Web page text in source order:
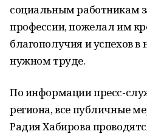
социальным работникам
профессии, пожелал им
благополучия и успехов в
нужном труде.
По информации пресс-
региона, все публичные
Радия Хабирова